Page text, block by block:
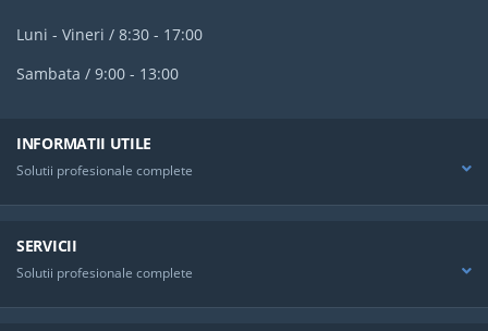
Luni - Vineri / 8:30 - 17:00
Sambata / 9:00 - 13:00
INFORMATII UTILE
Solutii profesionale complete
SERVICII
Solutii profesionale complete